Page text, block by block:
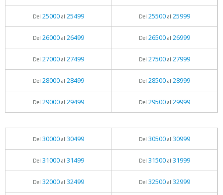
Del 25000al 25499 Del 25500al 25999
Del 26000al 26499 Del 26500al 26999
Del 27000al 27499 Del 27500al 27999
Del 28000al 28499 Del 28500al 28999
Del 29000al 29499 Del 29500al 29999
Del 30000al 30499 Del 30500al 30999
Del 31000al 31499 Del 31500al 31999
Del 32000al 32499 Del 32500al 32999